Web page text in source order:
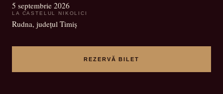
5 septembrie 2026
LA CASTELUL NIKOLICI
Rudna, județul Timiș
REZERVĂ BILET